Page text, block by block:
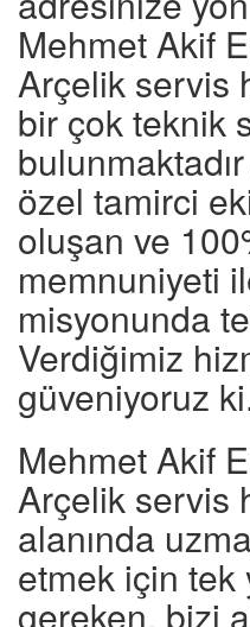
Mehmet Akif
Arçelik servis
bir çok teknik
özel tamirci
oluşan ve
memnuniyeti
misyonunda
Verdiğimiz
güveniyoruz
Mehmet Akif
Arçelik servis
alanında
etmek için tek
gereken, bizi